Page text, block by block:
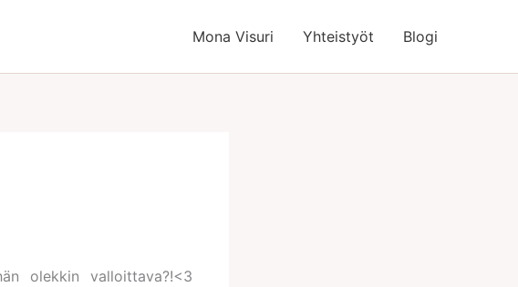
Mona Visuri Yhteistyöt Blogi
olekkin valloittava?!<3